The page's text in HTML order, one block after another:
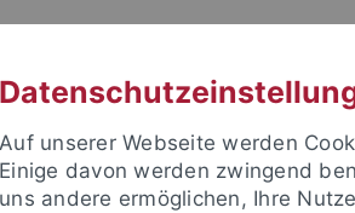
Auf unserer Webseite werden
Einige davon werden zwingend
uns andere ermöglichen, Ihre